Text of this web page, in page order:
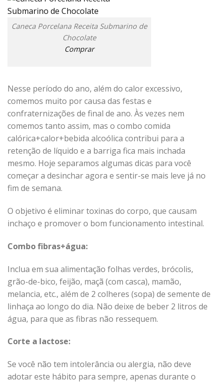
Caneca Porcelana Receita Submarino de
Chocolate
Comprar
Nesse período do ano, além do calor excessivo,
comemos muito por causa das festas e
confraternizações de final de ano. Às vezes nem
comemos tanto assim, mas o combo comida
calórica+calor+bebida alcoólica contribui para a
retenção de líquido e a barriga fica mais inchada
mesmo. Hoje separamos algumas dicas para você
começar a desinchar agora e sentir-se mais leve já no
fim de semana.
O objetivo é eliminar toxinas do corpo, que causam
inchaço e promover o bom funcionamento intestinal.
Combo fibras+água:
Inclua em sua alimentação folhas verdes, brócolis,
grão-de-bico, feijão, maçã (com casca), mamão,
melancia, etc., além de 2 colheres (sopa) de semente de
linhaça ao longo do dia. Não deixe de beber 2 litros de
água, para que as fibras não ressequem.
Corte a lactose:
Se você não tem intolerância ou alergia, não deve
adotar este hábito para sempre, apenas durante o